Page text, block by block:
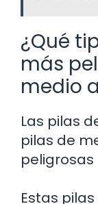
¿Qué
más
medio
Las pilas
pilas de
Estas